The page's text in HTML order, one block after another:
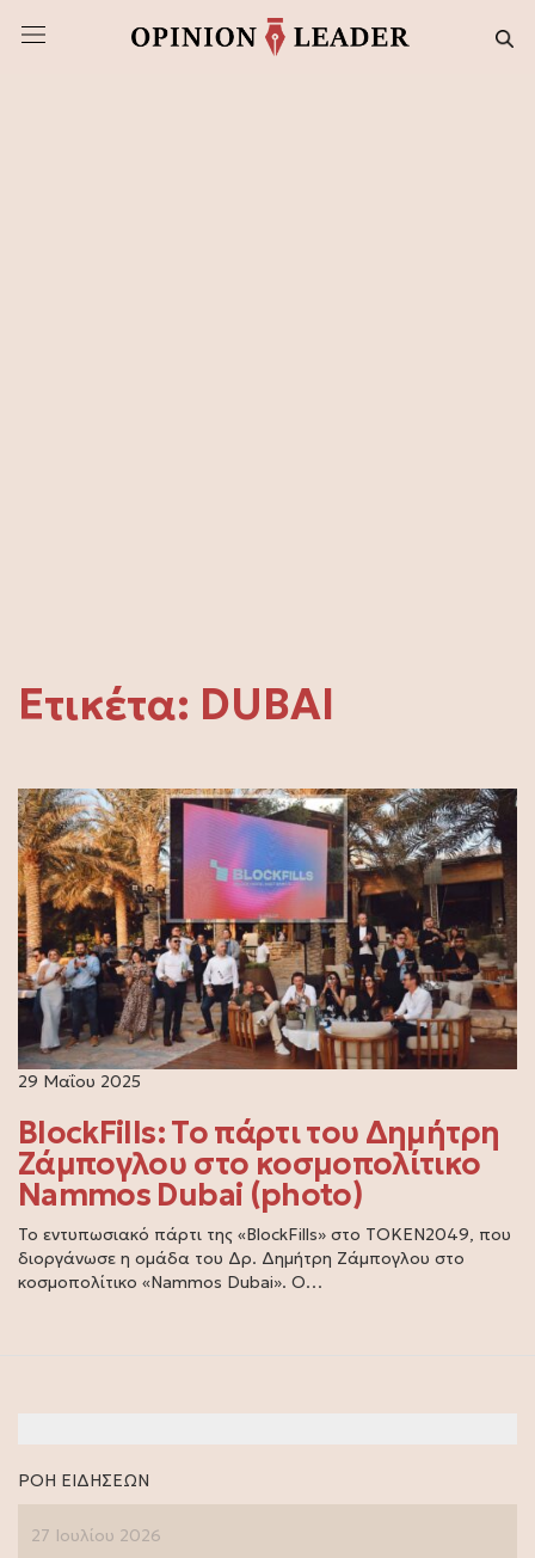
Ετικέτα: DUBAI
29 Μαΐου 2025
BlockFills: Το πάρτι του Δημήτρη
Ζάμπογλου στο κοσμοπολίτικο
Nammos Dubai (photo)
Το εντυπωσιακό πάρτι της «BlockFills» στο TOKEN2049, που
διοργάνωσε η ομάδα του Δρ. Δημήτρη Ζάμπογλου στο
κοσμοπολίτικο «Nammos Dubai». Ο…
ΡΟΗ ΕΙΔΗΣΕΩΝ
27 Ιουλίου 2026